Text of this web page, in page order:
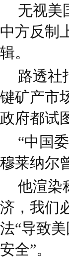
无视美
中方反制
辑。
路透社
键矿产市
政府都试
“中国
穆莱纳尔
他渲染
济，我们
法“导致
安全”。